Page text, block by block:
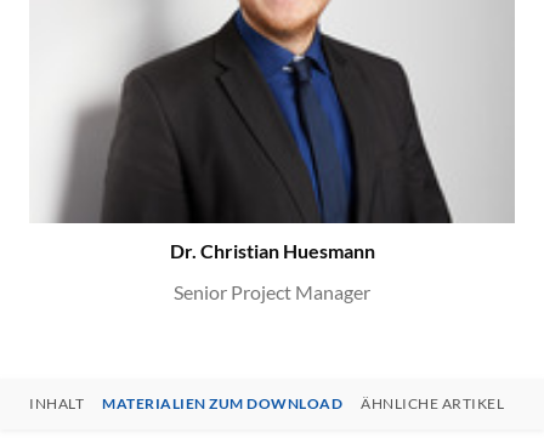
Dr. Christian Huesmann
Senior Project Manager
INHALT MATERIALIEN ZUM DOWNLOAD ÄHNLICHE ARTIKEL